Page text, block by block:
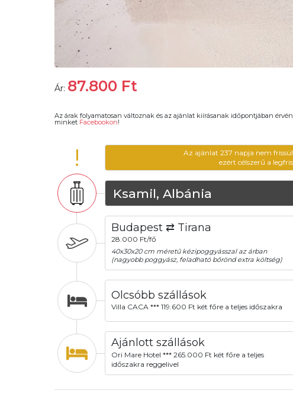
Ár: 87.800 Ft
Az árak folyamatosan változnak és az ajánlat kiírásanak időpontjában
minket Facebookon!
!
Az ajánlat 237 napja nem
ezért célszerű a
Ksamil, Albánia
Budapest ⇄ Tirana
28.000 Ft/fő
40x30x20 cm méretű kézipoggyásszal az árban
(nagyobb poggyász, feladható bőrönd extra költség)
Olcsóbb szállások
Villa CACA *** 119.600 Ft két főre a teljes időszakra
Ajánlott szállások
Ori Mare Hotel *** 265.000 Ft két főre a teljes
időszakra reggelivel